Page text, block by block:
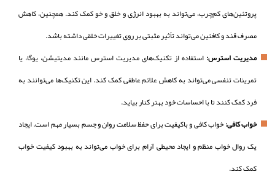
پروتئین‌های کم‌چرب، می‌تواند به بهبود انرژی و خلق و خو کمک کند. همچنین، کاهش
مصرف قند و کافئین می‌تواند تأثیر مثبتی بر روی تغییرات خلقی داشته باشد.
مدیریت استرس: استفاده از تکنیک‌های مدیریت استرس مانند مدیتیشن، یوگا، یا
تمرینات تنفسی می‌تواند به کاهش علائم عاطفی کمک کند. این تکنیک‌ها می‌توانند به
فرد کمک کنند تا با احساسات خود بهتر کنار بیاید.
خواب کافی:خواب کافی و باکیفیت برای حفظ سلامت روان و جسم بسیار مهم است. ایجاد
یک روال خواب منظم و ایجاد محیطی آرام برای خواب می‌تواند به بهبود کیفیت خواب
کمک کند.